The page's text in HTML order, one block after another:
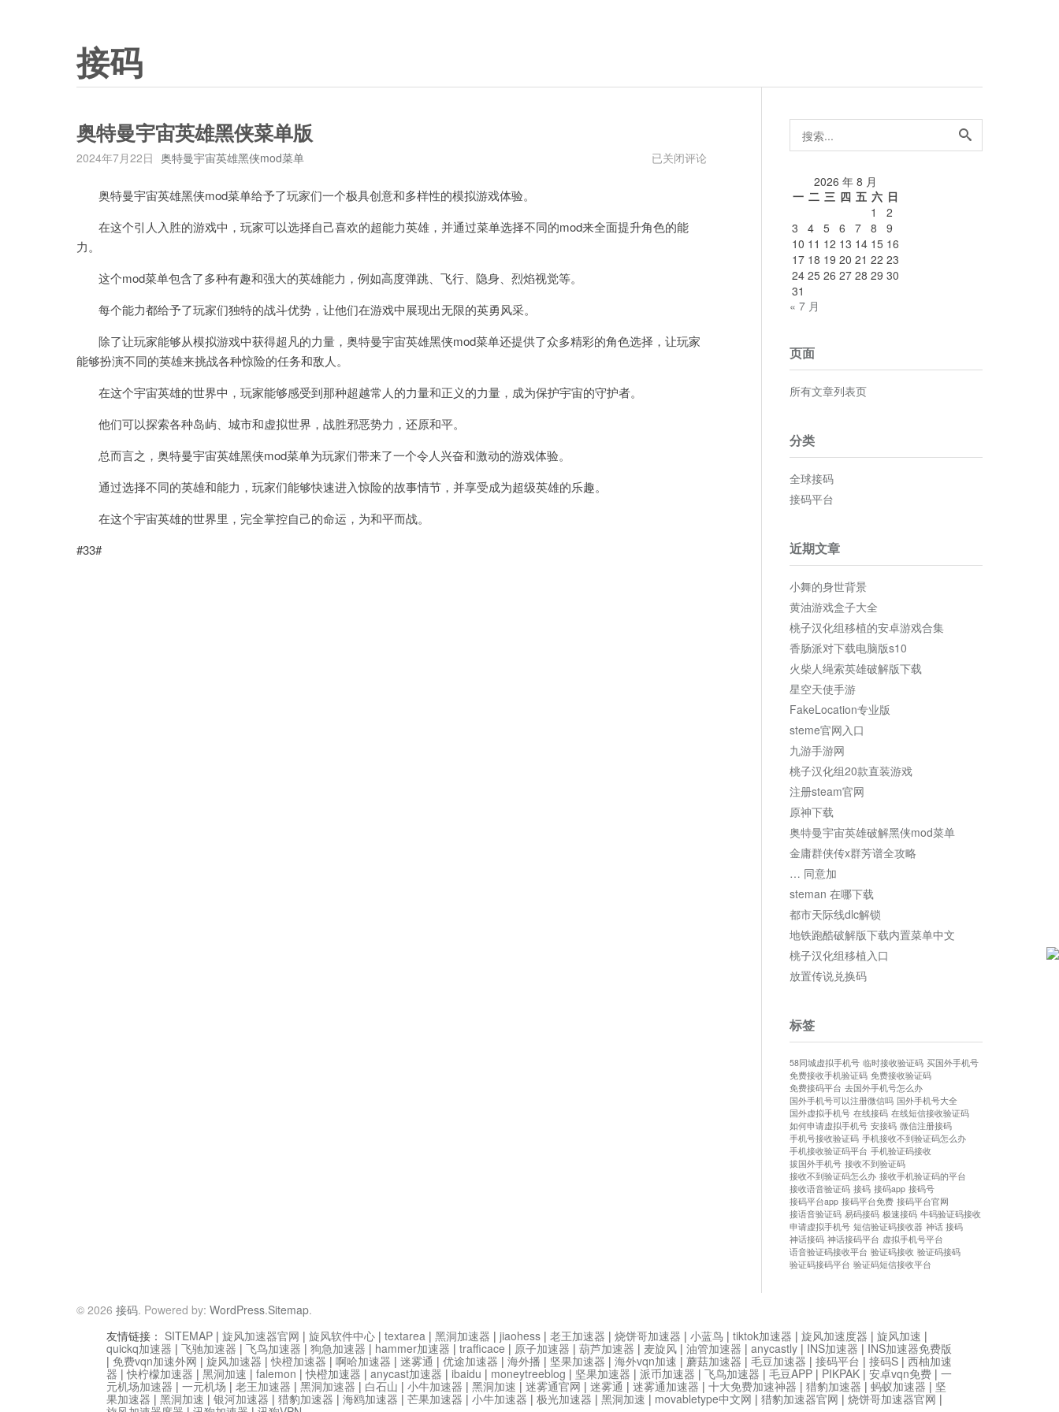
接码
奥特曼宇宙英雄黑侠菜单版
2024年7月22日 奥特曼宇宙英雄黑侠mod菜单
奥
英
雄
已关闭评论
奥特曼宇宙英雄黑侠mod菜单给予了玩家们一个极具创意和多样性的模拟游戏体验。
在这个引人入胜的游戏中，玩家可以选择自己喜欢的超能力英雄，并通过菜单选择不同的mod来全面提升角色的能
力。
这个mod菜单包含了多种有趣和强大的英雄能力，例如高度弹跳、飞行、隐身、烈焰视觉等。
每个能力都给予了玩家们独特的战斗优势，让他们在游戏中展现出无限的英勇风采。
除了让玩家能够从模拟游戏中获得超凡的力量，奥特曼宇宙英雄黑侠mod菜单还提供了众多精彩的角色选择，让玩家
能够扮演不同的英雄来挑战各种惊险的任务和敌人。
在这个宇宙英雄的世界中，玩家能够感受到那种超越常人的力量和正义的力量，成为保护宇宙的守护者。
他们可以探索各种岛屿、城市和虚拟世界，战胜邪恶势力，还原和平。
总而言之，奥特曼宇宙英雄黑侠mod菜单为玩家们带来了一个令人兴奋和激动的游戏体验。
通过选择不同的英雄和能力，玩家们能够快速进入惊险的故事情节，并享受成为超级英雄的乐趣。
在这个宇宙英雄的世界里，完全掌控自己的命运，为和平而战。
#33#
搜
索...
2026 年 8 月
一 二 三 四 五 六 日
1
2
3
4 5 6 7 8
9
10 11 12 13 14 15 16
17 18 19 20 21 22 23
24 25 26 27 28 29 30
31
« 7 月
页面
所有文章列表页
分类
全球接码
接码平台
近期文章
小舞的身世背景
黄油游戏盒子大全
桃子汉化组移植的安卓游戏合集
香肠派对下载电脑版s10
火柴人绳索英雄破解版下载
星空天使手游
FakeLocation专业版
steme官网入口
九游手游网
桃子汉化组20款直装游戏
注册steam官网
原神下载
奥特曼宇宙英雄破解黑侠mod菜单
金庸群侠传x群芳谱全攻略
… 同意加
steman 在哪下载
都市天际线dlc解锁
地铁跑酷破解版下载内置菜单中文
桃子汉化组移植入口
放置传说兑换码
标签
58同城虚拟手机号 临时接收验证码 买国外手机号
免费接收手机验证码 免费接收验证码
免费接码平台 去国外手机号怎么办
国外手机号可以注册微信吗 国外手机号大全
国外虚拟手机号 在线接码 在线短信接收验证码
如何申请虚拟手机号 安接码 微信注册接码
手机号接收验证码 手机接收不到验证码怎么办
手机接收验证码平台 手机验证码接收
拔国外手机号 接收不到验证码
接收不到验证码怎么办 接收手机验证码的平台
接收语音验证码 接码 接码app 接码号
接码平台app 接码平台免费 接码平台官网
接语音验证码 易码接码 极速接码 牛码验证码接收
申请虚拟手机号 短信验证码接收器 神话 接码
神话接码 神话接码平台 虚拟手机号平台
语音验证码接收平台 验证码接收 验证码接码
验证码接码平台 验证码短信接收平台
© 2026 接码. Powered by: WordPress.Sitemap.
友情链接： SITEMAP | 旋风加速器官网 | 旋风软件中心 | textarea | 黑洞加速器 | jiaohess | 老王加速器 | 烧饼哥加速器 | 小蓝鸟 | tiktok加速器 | 旋风加速度器 | 旋风加速 |
quickq加速器 | 飞驰加速器 | 飞鸟加速器 | 狗急加速器 | hammer加速器 | trafficace | 原子加速器 | 葫芦加速器 | 麦旋风 | 油管加速器 | anycastly | INS加速器 | INS加速器免费版
| 免费vqn加速外网 | 旋风加速器 |快橙加速器 | 啊哈加速器 | 迷雾通 | 优途加速器 | 海外播 | 坚果加速器 | 海外vqn加速 | 蘑菇加速器 | 毛豆加速器 | 接码平台 | 接码S | 西柚加速
器 |快柠檬加速器 | 黑洞加速 | falemon |快橙加速器 | anycast加速器 | ibaidu | moneytreeblog | 坚果加速器 | 派币加速器 | 飞鸟加速器 | 毛豆APP | PIKPAK | 安卓vqn免费 | 一
元机场加速器 | 一元机场 | 老王加速器 | 黑洞加速器 | 白石山 | 小牛加速器 | 黑洞加速 | 迷雾通官网 | 迷雾通 | 迷雾通加速器 | 十大免费加速神器 | 猎豹加速器 | 蚂蚁加速器 | 坚
果加速器 | 黑洞加速 | 银河加速器 | 猎豹加速器 | 海鸥加速器 | 芒果加速器 | 小牛加速器 | 极光加速器 | 黑洞加速 | movabletype中文网 | 猎豹加速器官网 | 烧饼哥加速器官网 |